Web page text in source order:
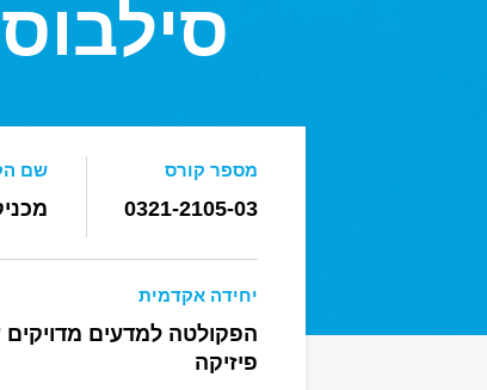
סילבוס
מספר קורס
0321-2105-03
שם
יחידה אקדמית
הפקולטה למדעים
פיזיקה